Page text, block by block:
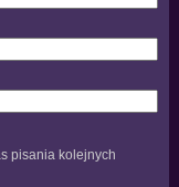
pisania kolejnych